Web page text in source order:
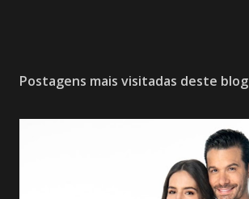
Postagens mais visitadas deste blog